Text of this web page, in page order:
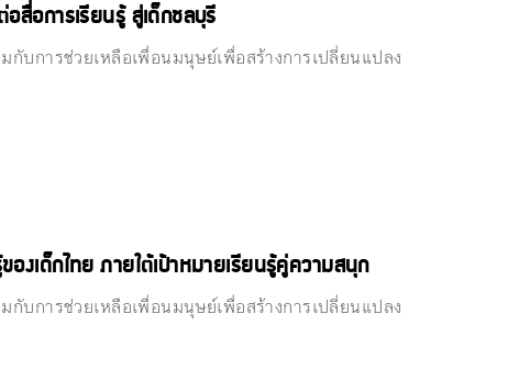
อการเรียนรู้ สู่เด็กชลบุรี
บการช่วยเหลือเพื่อนมนุษย์เพื่อสร้างการเปลี่ยนแปลง
เด็กไทย ภายใต้เป้าหมายเรียนรู้คู่ความสนุก
บการช่วยเหลือเพื่อนมนุษย์เพื่อสร้างการเปลี่ยนแปลง